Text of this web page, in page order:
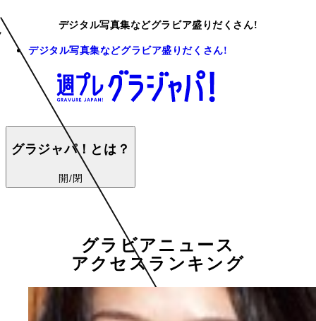
デジタル写真集などグラビア盛りだくさん!
デジタル写真集などグラビア盛りだくさん!
グラジャパ！とは？
開/閉
グラビアニュース
アクセスランキング